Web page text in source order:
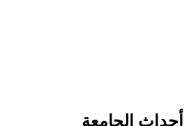
أحداث الجامعة